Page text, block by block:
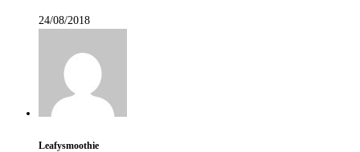
24/08/2018
Leafysmoothie